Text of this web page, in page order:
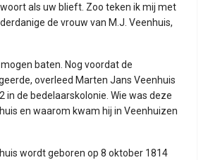
als uw blieft. Zoo teken ik mij met
de vrouw van M.J. Veenhuis,
baten. Nog voordat de
overleed Marten Jans Veenhuis
in de bedelaarskolonie. Wie was deze
en waarom kwam hij in Veenhuizen
wordt geboren op 8 oktober 1814